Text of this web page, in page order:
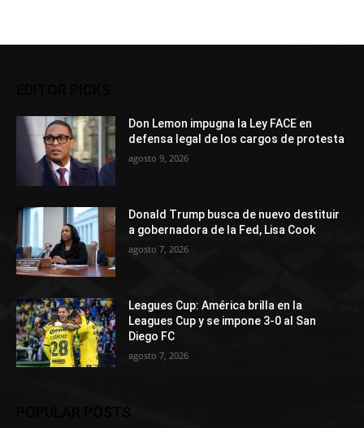
Don Lemon impugna la Ley FACE en
defensa legal de los cargos de protesta
agosto 9, 2026
Donald Trump busca de nuevo destituir
a gobernadora de la Fed, Lisa Cook
agosto 7, 2026
Leagues Cup: América brilla en la
Leagues Cup y se impone 3-0 al San
Diego FC
agosto 7, 2026